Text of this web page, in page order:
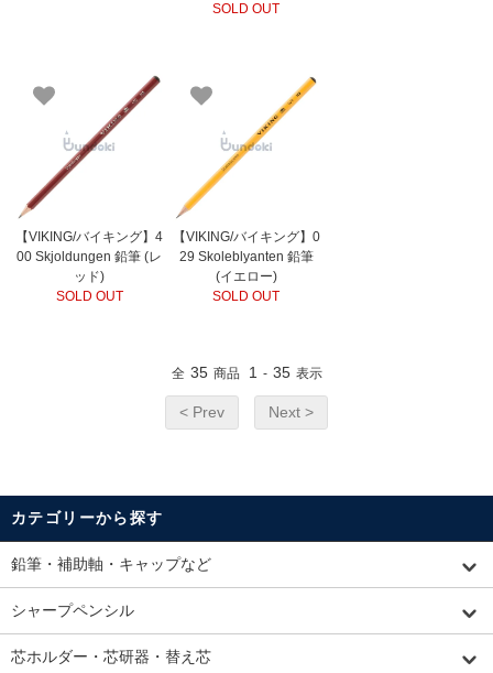
SOLD OUT
【VIKING/バイキング】4
00 Skjoldungen 鉛筆 (レ
ッド)
SOLD OUT
【VIKING/バイキング】0
29 Skoleblyanten 鉛筆
(イエロー)
SOLD OUT
全 35 商品 1 - 35 表示
< Prev Next >
カテゴリーから探す
鉛筆・補助軸・キャップなど
シャープペンシル
芯ホルダー・芯研器・替え芯